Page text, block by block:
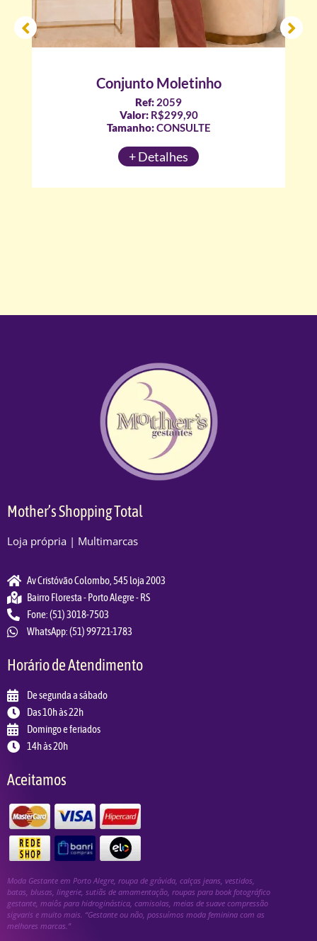
Conjunto Moletinho
Ref: 2059
Valor:R$299,90
Tamanho:CONSULTE
+ Detalhes
Mother’s Shopping Total
Loja própria | Multimarcas
Av Cristóvão Colombo, 545 loja 2003
Bairro Floresta - Porto Alegre - RS
Fone: (51) 3018-7503
WhatsApp: (51) 99721-1783
Horário de Atendimento
De segunda a sábado
Das 10h às 22h
Domingo e feriados
14h às 20h
Aceitamos
Moda Gestante em Porto Alegre, roupa de grávida, calças jeans, vestidos,
batas, blusas, lingerie, sutiãs de amamentação, roupas para book fotográfico
gestante, maiôs para hidroginástica, camisolas, meias de suave compressão
sigvaris e muito mais. “Gestante ou não, possuímos moda feminina com as
melhores marcas.”